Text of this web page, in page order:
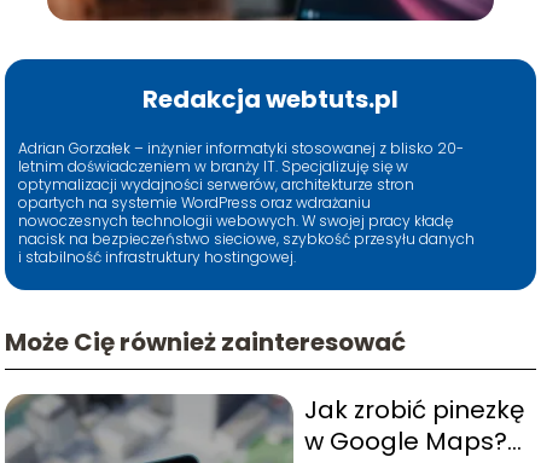
Redakcja webtuts.pl
Adrian Gorzałek – inżynier informatyki stosowanej z blisko 20-
letnim doświadczeniem w branży IT. Specjalizuję się w
optymalizacji wydajności serwerów, architekturze stron
opartych na systemie WordPress oraz wdrażaniu
nowoczesnych technologii webowych. W swojej pracy kładę
nacisk na bezpieczeństwo sieciowe, szybkość przesyłu danych
i stabilność infrastruktury hostingowej.
Może Cię również zainteresować
Jak zrobić pinezkę
w Google Maps?